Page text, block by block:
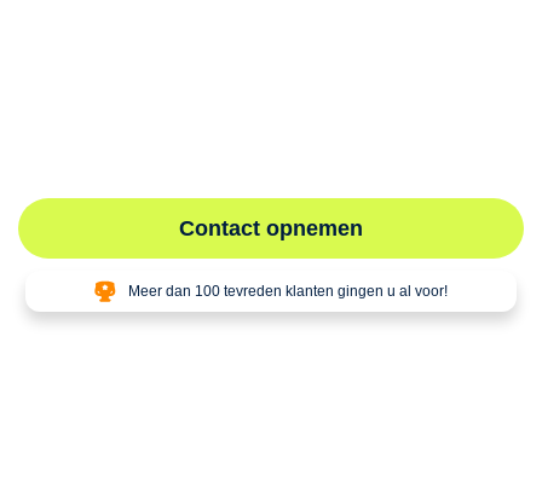
Contact opnemen
Meer dan 100 tevreden klanten gingen u al voor!